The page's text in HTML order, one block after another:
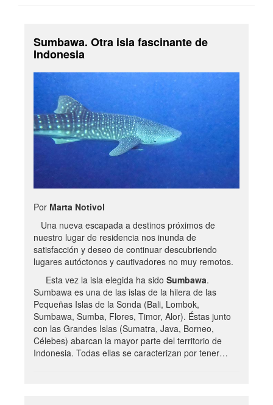
Sumbawa. Otra isla fascinante de
Indonesia
Por Marta Notivol
Una nueva escapada a destinos próximos de
nuestro lugar de residencia nos inunda de
satisfacción y deseo de continuar descubriendo
lugares autóctonos y cautivadores no muy remotos.
Esta vez la isla elegida ha sido Sumbawa.
Sumbawa es una de las islas de la hilera de las
Pequeñas Islas de la Sonda (Bali, Lombok,
Sumbawa, Sumba, Flores, Timor, Alor). Éstas junto
con las Grandes Islas (Sumatra, Java, Borneo,
Célebes) abarcan la mayor parte del territorio de
Indonesia. Todas ellas se caracterizan por tener…